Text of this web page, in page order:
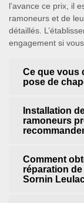
l’avance ce prix, il
ramoneurs et de
détaillés.
engagement si
Ce que vous
pose de
Installation
ramoneurs
Comment
réparation
Sornin